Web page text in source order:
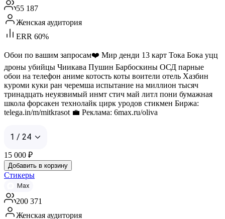
55 187
Женская аудитория
ERR 60%
Обои по вашим запросам❤️ Мир денди 13 карт Тока Бока уцц
дроны убийцы Чиикава Пушин Барбоскины ОСД парные
обои на телефон аниме котость коты воители отель Хазбин
куроми куки ран черемша испытание на миллион тысяч
тринадцать неуязвимый инмт стич май литл пони бумажная
школа форсакен технолайк цирк уродов стикмен Биржа:
telega.in/m/mitkrasot 💼 Реклама: 6max.ru/oliva
1 / 24
15 000 ₽
Добавить в корзину
Стикеры
Max
200 371
Женская аудитория